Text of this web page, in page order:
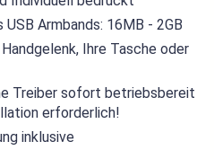
Armbands: 16MB - 2GB
Ihre Tasche oder
Treiber sofort betriebsbereit
erforderlich!
inklusive